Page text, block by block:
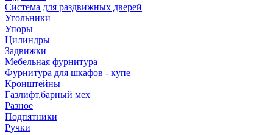
Система для раздвижных дверей
Угольники
Упоры
Цилиндры
Задвижки
Мебельная фурнитура
Фурнитура для шкафов - купе
Кронштейны
Газлифт,барный мех
Разное
Подпятники
Ручки